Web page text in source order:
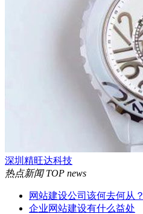
深圳精旺达科技
热点新闻TOP news
网站建设公司该何去何从？
企业网站建设有什么益处